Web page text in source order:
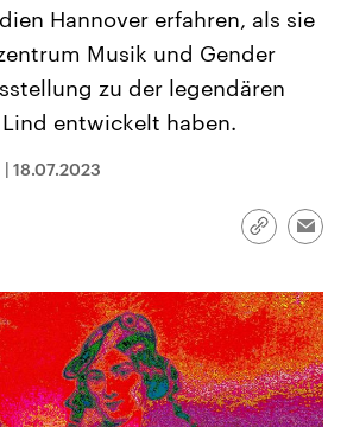
Anhalt
am 6.
neuen
das
Koalition aus
Berichte
Aktuelle Beiträge,
Hintergründe
Wirtschaftlich und
gehören die Vereinigten
den mächtigsten Ländern
mit großem Einfluss auf
Hannover erfahren, als sie
Musik und Gender
zu der legendären
entwickelt haben.
| 18.07.2023
Link